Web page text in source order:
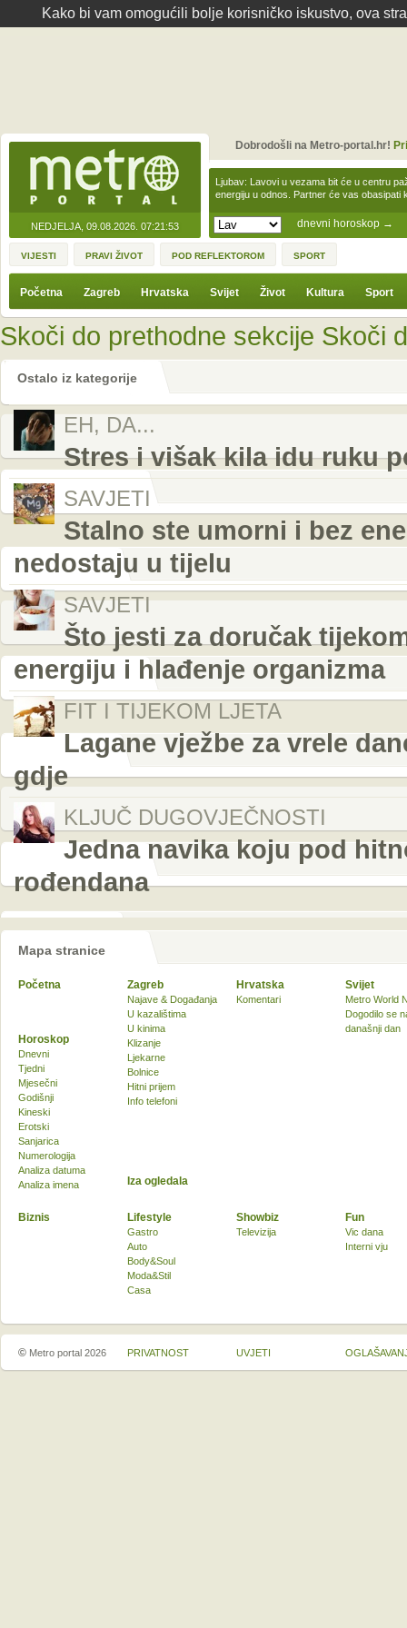
Kako bi vam omogućili bolje korisničko iskustvo, ova
NEDJELJA, 09.08.2026. 07:21:53 dnevni horoskop →
Ljubav: Lavovi u vezama bit će u centru
energiju u odnos. Partner će vas obasipati
Dobrodošli na Metro-portal.hr!
VIJESTI PRAVI ŽIVOT POD REFLEKTOROM SPORT
Početna Zagreb Hrvatska Svijet Život Kultura Sport
Skoči do prethodne sekcije Skoči
Ostalo iz kategorije
EH, DA...
Stres i višak kila idu ruku
SAVJETI
Stalno ste umorni i bez
nedostaju u tijelu
SAVJETI
Što jesti za doručak
energiju i hlađenje organizma
FIT I TIJEKOM LJETA
Lagane vježbe za vrele
gdje
KLJUČ DUGOVJEČNOSTI
Jedna navika koju pod
rođendana
Mapa stranice
Početna Zagreb
Najave & Događanja
U kazalištima
U kinima
Klizanje
Ljekarne
Bolnice
Hitni prijem
Info telefoni
Hrvatska
Komentari
Svijet
Metro World
Dogodilo se
današnji dan
Biznis Lifestyle
Gastro
Auto
Body&Soul
Moda&Stil
Casa
Showbiz
Televizija
Fun
Vic dana
Interni vju
Horoskop
Dnevni
Tjedni
Mjesečni
Godišnji
Kineski
Erotski
Sanjarica
Numerologija
Analiza datuma
Analiza imena
Iza ogledala
© Metro portal 2026 PRIVATNOST UVJETI